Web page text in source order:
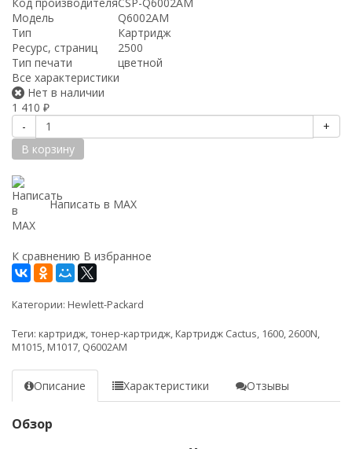
Модель
Q6002AM
Тип
Картридж
Ресурс, страниц
2500
Тип печати
цветной
Все характеристики
Нет в наличии
1 410 ₽
-
+
В корзину
Написать в MAX
К сравнению В избранное
Категории: Hewlett-Packard
Теги: картридж,тонер-картридж, Картридж Cactus, 1600,2600N,
M1015, M1017, Q6002AM
Описание Характеристики Отзывы
Обзор